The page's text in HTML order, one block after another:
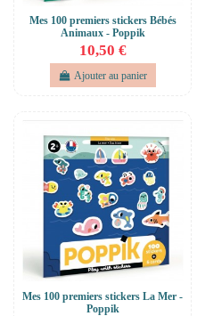
Mes 100 premiers stickers Bébés
Animaux - Poppik
10,50 €
Ajouter au panier
Mes 100 premiers stickers La Mer -
Poppik